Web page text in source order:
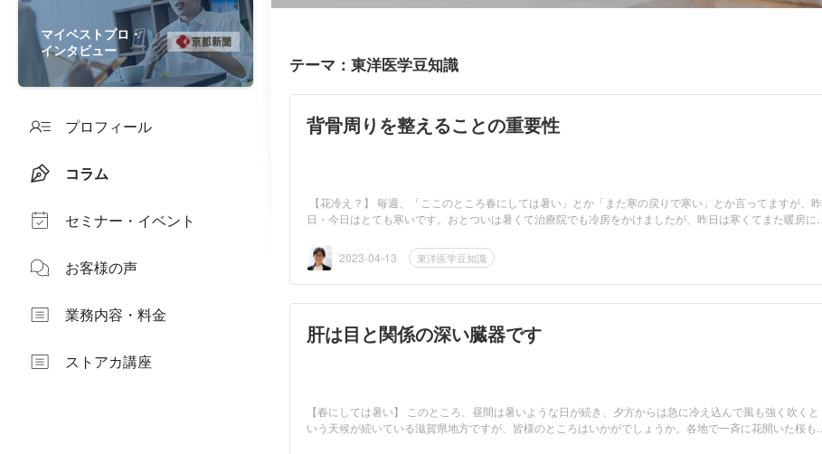
マイベストプロ・
インタビュー
プロフィール
コラム
セミナー・イベント
お客様の声
業務内容・料金
ストアカ講座
テーマ：東洋医学豆知識
背骨周りを整えることの重要性
​ 【花冷え？】 毎週、「ここのところ春にしては暑い」とか「また寒の戻りで寒い」とか言ってますが、昨
日・今日はとても寒いです。おとついは暑くて治療院でも冷房をかけましたが、昨日は寒くてまた暖房に
2023-04-13
東洋医学豆知識
肝は目と関係の深い臓器です
【春にしては暑い】 このところ、昼間は暑いような日が続き、夕方からは急に冷え込んで風も強く吹くと
いう天候が続いている滋賀県地方ですが、皆様のところはいかがでしょうか。各地で一斉に花開いた桜も